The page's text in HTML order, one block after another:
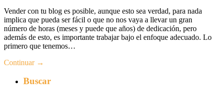
Vender con tu blog es posible, aunque esto sea verdad, para nada
implica que pueda ser fácil o que no nos vaya a llevar un gran
número de horas (meses y puede que años) de dedicación, pero
además de esto, es importante trabajar bajo el enfoque adecuado. Lo
primero que tenemos…
Continuar →
Buscar